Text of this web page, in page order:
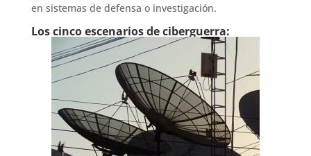
en sistemas de defensa o investigación.
Los cinco escenarios de ciberguerra: